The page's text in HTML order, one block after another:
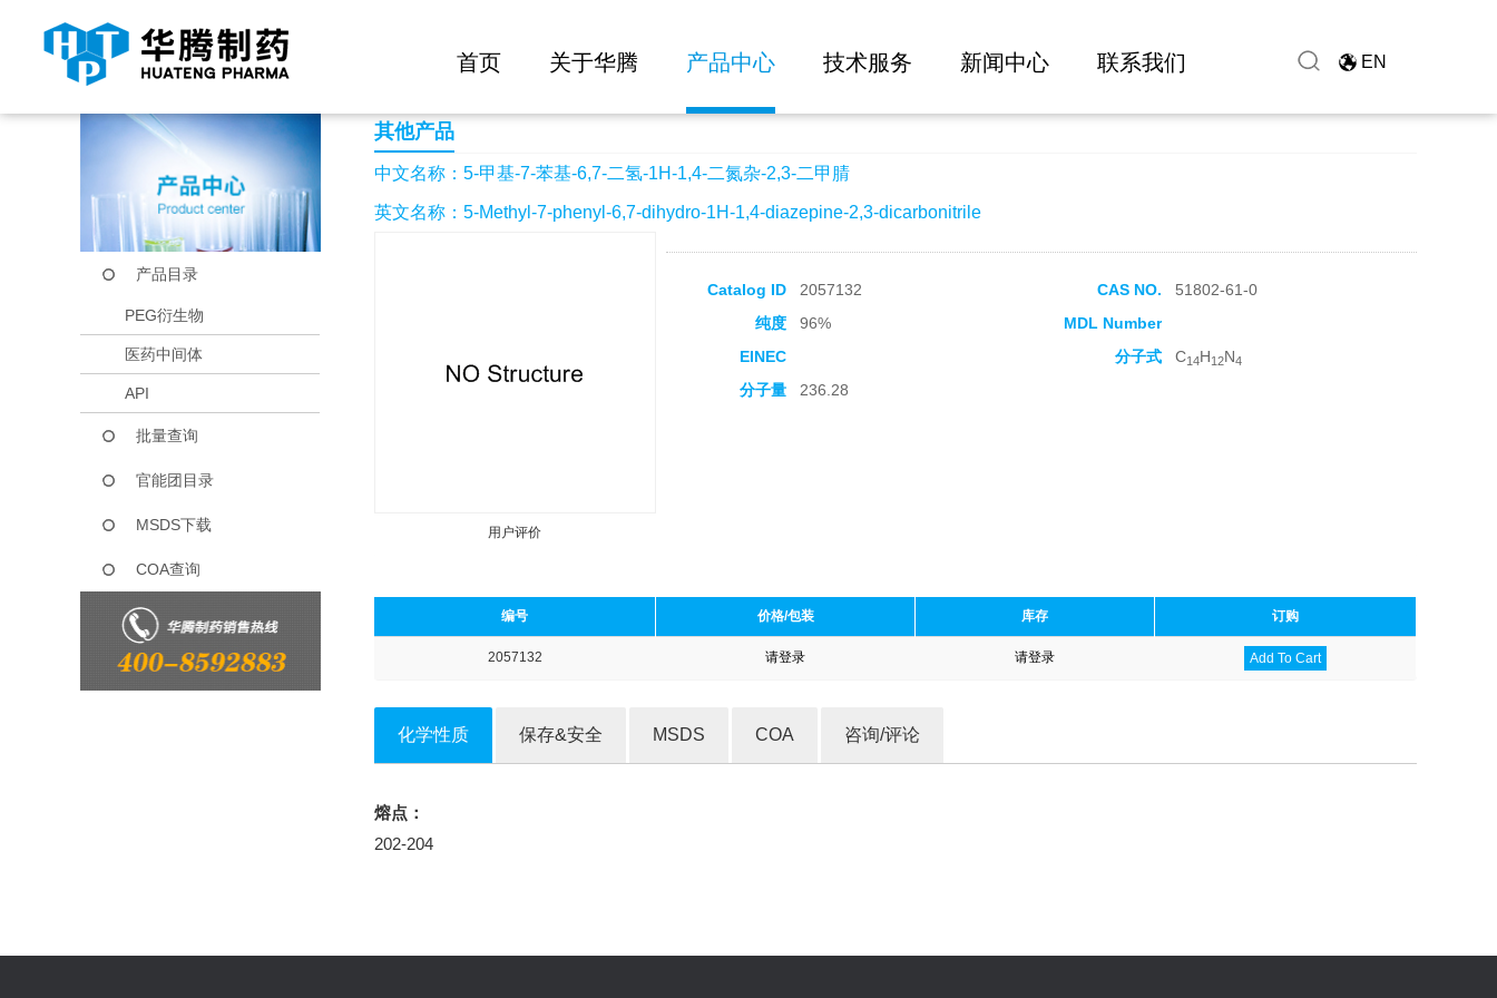
首页 关于华腾 产品中心 技术服务 新闻中心 联系我们 EN
当前位置： 首页 产品中心 5-甲基-7-苯基-6,7-二氢-1H-1,4-二氮杂-2,3-二甲腈
产品目录
PEG衍生物
医药中间体
API
批量查询
官能团目录
MSDS下载
COA查询
其他产品
中文名称：5-甲基-7-苯基-6,7-二氢-1H-1,4-二氮杂-2,3-二甲腈
英文名称：5-Methyl-7-phenyl-6,7-dihydro-1H-1,4-diazepine-2,3-dicarbonitrile
用户评价
Catalog ID 2057132 CAS NO.
51802-61-0
纯度
96%
MDL Number
EINEC
分子式 C14H12N4
分子量 236.28
编号 价格/包装 库存 订购
2057132 请登录 请登录 Add To Cart
化学性质 保存&安全 MSDS COA 咨询/评论
熔点：
202-204